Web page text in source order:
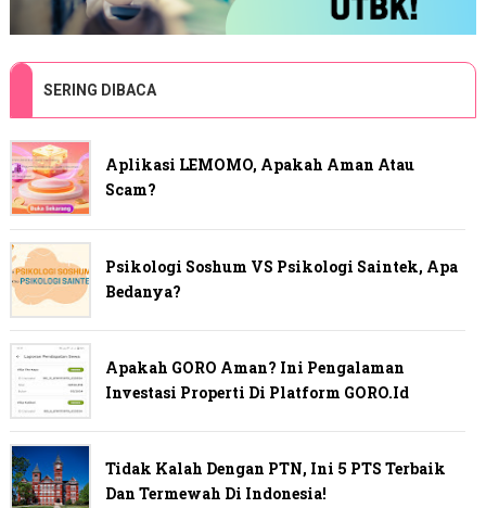
SERING DIBACA
Aplikasi LEMOMO, Apakah Aman Atau
Scam?
Psikologi Soshum VS Psikologi Saintek, Apa
Bedanya?
Apakah GORO Aman? Ini Pengalaman
Investasi Properti Di Platform GORO.id
Tidak Kalah Dengan PTN, Ini 5 PTS Terbaik
Dan Termewah Di Indonesia!